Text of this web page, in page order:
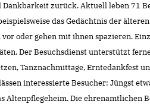
Dankbarkeit zurück. Aktuell leben 71
das Gedächtnis der
oder gehen mit ihnen spazieren.
Der Besuchsdienst unterstützt
Tanznachmittage, Erntedankfest
interessierte Besucher: Jüngst
Altenpflegeheim. Die ehrenamtlichen